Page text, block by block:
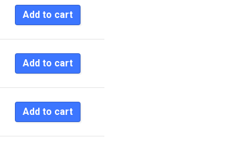
Add to cart
Add to cart
Add to cart